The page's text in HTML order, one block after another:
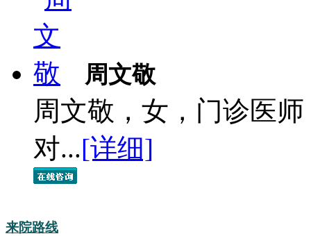
周文敬
周文敬，女，门诊医
对...[详细]
来院路线